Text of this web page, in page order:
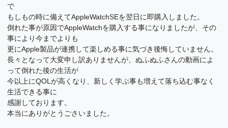
で
もしもの時に備えてAppleWatchSEを翌日に即購入しました。
倒れた事が原因でAppleWatchを購入する事になりましたが、その
事により今までよりも
更にApple製品が連携して楽しめる事に気づき後悔していません。
長々となって大変申し訳ありませんが、ぬふぬふさんの動画によ
って倒れた後の生活が
今以上にQOLが高くなり、新しく学ぶ事も増えて落ち込む事なく
生活できる事に
感謝しております。
本当にありがとうごさいました。